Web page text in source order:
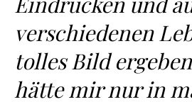
verschiedenen
tolles Bild
hätte mir nur in